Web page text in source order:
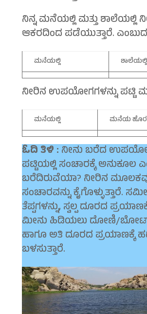
ನಿನ್ನ ಮನೆಯಲ್ಲಿ ಮತ್ತು ಶಾಲೆಯಲ್ಲಿ
ಆಕರದಿಂದ ಪಡೆಯುತ್ತಾರೆ.
ಮನೆಯಲ್ಲಿ ಶಾಲೆಯಲ್ಲಿ
ನೀರಿನ ಉಪಯೋಗಗಳನ್ನು ಪಟ್ಟಿ
ಮನೆಯಲ್ಲಿ ಮನೆಯ
ಓದಿ ತಿಳಿ : ನೀನು ಬರೆದ
ಪಟ್ಟಿಯಲ್ಲಿ ಸಂಚಾರಕ್ಕೆ ಅನುಕೂಲ
ಬರೆದಿರುವೆಯಾ? ನೀರಿನ
ಸಂಚಾರವನ್ನು ಕೈಗೊಳ್ಳುತ್ತಾರೆ.
ತೆಪ್ಪಗಳನ್ನು, ಸ್ವಲ್ಪ ದೂರದ
ಮೀನು ಹಿಡಿಯಲು ದೋಣಿ/
ಹಾಗೂ ಅತಿ ದೂರದ ಪ್ರಯಾಣಕ್ಕೆ
ಬಳಸುತ್ತಾರೆ.